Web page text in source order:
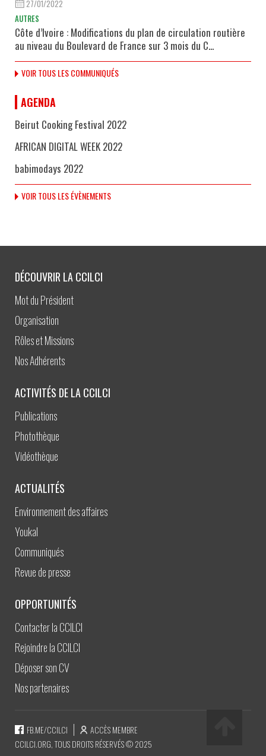
27/01/2022
AUTRES
Côte d’Ivoire : Modifications du plan de circulation routière
au niveau du Boulevard de France sur 3 mois du C...
VOIR TOUS LES COMMUNIQUÉS
AGENDA
Beirut Cooking Festival 2022
AFRICAN DIGITAL WEEK 2022
babimodays 2022
VOIR TOUS LES ÉVÈNEMENTS
DÉCOUVRIR LA CCILCI
Mot du Président
Organisation
Rôles et Missions
Nos Adhérents
ACTIVITÉS DE LA CCILCI
Publications
Photothèque
Vidéothèque
ACTUALITÉS
Environnement des affaires
Youkal
Communiqués
Revue de presse
OPPORTUNITÉS
Contacter la CCILCI
Rejoindre la CCILCI
Déposer son CV
Nos partenaires
CCILCI.ORG, TOUS DROITS RÉSERVÉS © 2025
FB.ME/CCILCI ACCÈS MEMBRE